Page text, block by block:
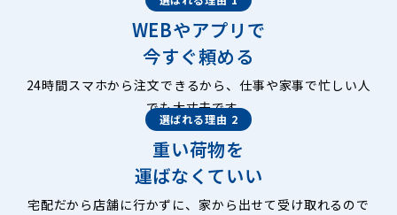
WEBやアプリで
今すぐ頼める
24時間スマホから注文できるから、仕事や家事で忙しい人
でも大丈夫です。
選ばれる理由 2
重い荷物を
運ばなくていい
宅配だから店舗に行かずに、家から出せて受け取れるので